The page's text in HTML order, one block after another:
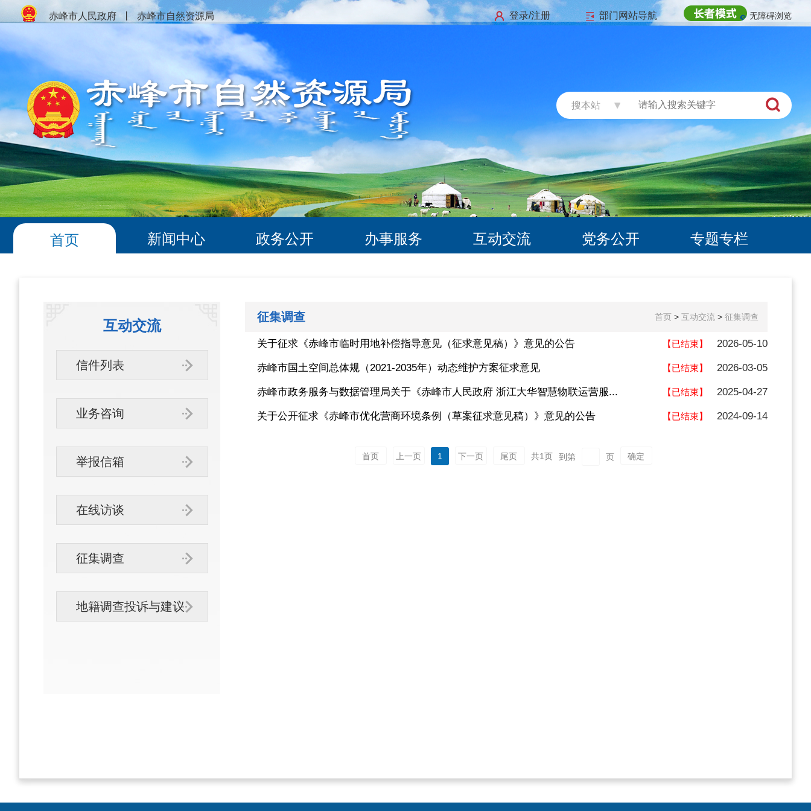
赤峰市人民政府 丨 赤峰市自然资源局 登录/注册 部门网站导航 无障碍浏览
搜本站
首页 新闻中心 政务公开 办事服务 互动交流 党务公开 专题专栏
互动交流
信件列表
业务咨询
举报信箱
在线访谈
征集调查
地籍调查投诉与建议
征集调查 首页 > 互动交流 > 征集调查
关于征求《赤峰市临时用地补偿指导意见（征求意见稿）》意见的公告 2026-05-10
【已结束】
赤峰市国土空间总体规（2021-2035年）动态维护方案征求意见 2026-03-05
【已结束】
赤峰市政务服务与数据管理局关于《赤峰市人民政府 浙江大华智慧物联运营服... 2025-04-27
【已结束】
关于公开征求《赤峰市优化营商环境条例（草案征求意见稿）》意见的公告 2024-09-14
【已结束】
首页 上一页 1 下一页 尾页 共1页 到第 页 确定